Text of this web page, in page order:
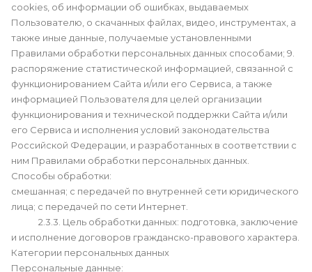
cookies, об информации об ошибках, выдаваемых
Пользователю, о скачанных файлах, видео, инструментах, а
также иные данные, получаемые установленными
Правилами обработки персональных данных способами; 9.
распоряжение статистической информацией, связанной с
функционированием Сайта и/или его Сервиса, а также
информацией Пользователя для целей организации
функционирования и технической поддержки Сайта и/или
его Сервиса и исполнения условий законодательства
Российской Федерации, и разработанных в соответствии с
ним Правилами обработки персональных данных.
Способы обработки:
смешанная; с передачей по внутренней сети юридического
лица; с передачей по сети Интернет.
2.3.3. Цель обработки данных: подготовка, заключение
и исполнение договоров гражданско-правового характера.
Категории персональных данных
Персональные данные: